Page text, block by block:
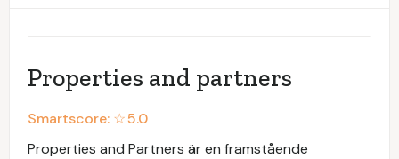
Properties and partners
Smartscore: ☆5.0
Properties and Partners är en framstående